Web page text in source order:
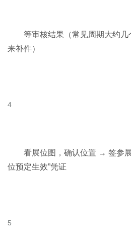
等审核结果（常见周期大约
来补件）
看展位图，确认位置 → 签参
位预定生效”凭证